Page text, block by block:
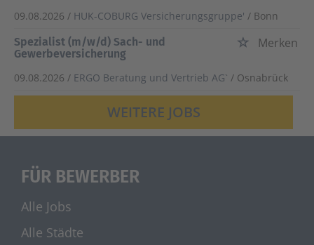
09.08.2026 / HUK-COBURG Versicherungsgruppe' / Bonn
Spezialist (m/w/d) Sach- und
Gewerbeversicherung
Merken
09.08.2026 / ERGO Beratung und Vertrieb AG` / Osnabrück
WEITERE JOBS
FÜR BEWERBER
Alle Jobs
Alle Städte